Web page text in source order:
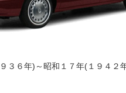
３６年)～昭和１７年(１９４２